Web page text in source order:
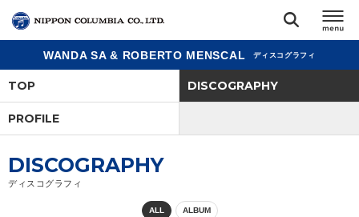
アーティスト
WANDA SA & ROBERTO MENSCAL ディスコグラフィ
TOP DISCOGRAPHY
PROFILE
DISCOGRAPHY
ディスコグラフィ
ALL ALBUM